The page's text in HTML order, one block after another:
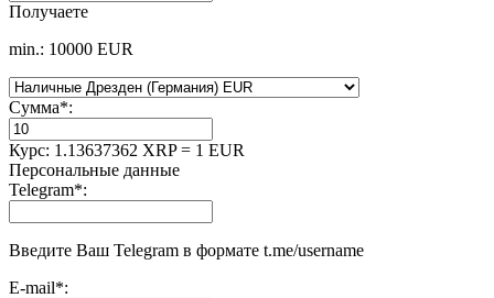
Получаете
min.: 10000 EUR
Сумма*:
Курс: 1.13637362 XRP = 1 EUR
Персональные данные
Telegram*:
Введите Ваш Telegram в формате t.me/username
E-mail*: